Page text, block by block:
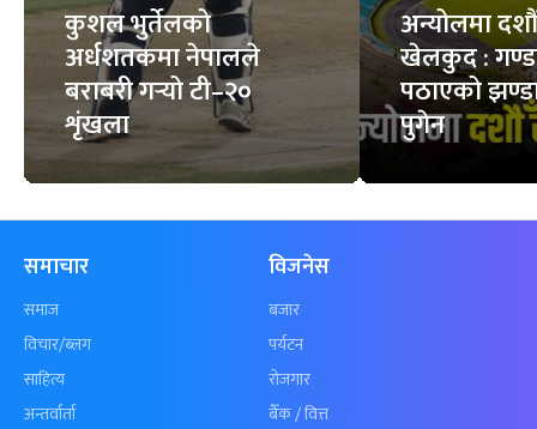
कुशल भुर्तेलको
अर्धशतकमा नेपालले
बराबरी गर्‍यो टी–२०
शृंखला
अन्योलमा दशौँ
खेलकुद :
पठाएको
पुगेन
समाचार
समाज
विचार/ब्लग
साहित्य
अन्तर्वार्ता
विजनेस
बजार
पर्यटन
रोजगार
बैँक / वित्त